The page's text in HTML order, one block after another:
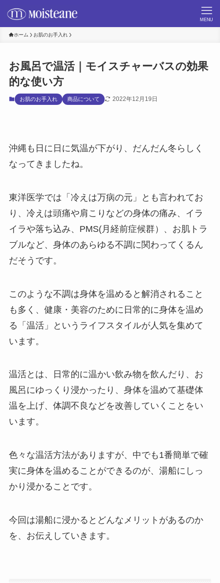
MENU
ホーム お肌のお手入れ
お風呂で温活｜モイスチャーバスの効果
的な使い方
お肌のお手入れ 商品について 2022年12月19日
沖縄も日に日に気温が下がり、だんだん冬らしく
なってきましたね。
東洋医学では「冷えは万病の元」とも言われてお
り、冷えは頭痛や肩こりなどの身体の痛み、イラ
イラや落ち込み、PMS(月経前症候群）、お肌トラ
ブルなど、身体のあらゆる不調に関わってくるん
だそうです。
このような不調は身体を温めると解消されること
も多く、健康・美容のために日常的に身体を温め
る「温活」というライフスタイルが人気を集めて
います。
温活とは、日常的に温かい飲み物を飲んだり、お
風呂にゆっくり浸かったり、身体を温めて基礎体
温を上げ、体調不良などを改善していくことをい
います。
色々な温活方法がありますが、中でも1番簡単で確
実に身体を温めることができるのが、湯船にしっ
かり浸かることです。
今回は湯船に浸かるとどんなメリットがあるのか
を、お伝えしていきます。